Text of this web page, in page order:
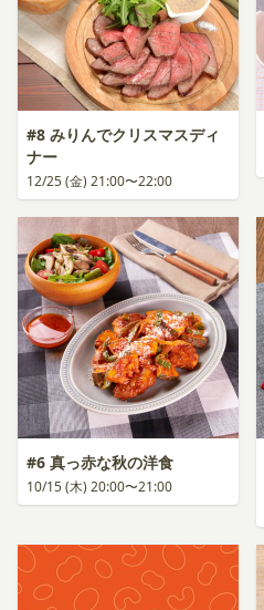
#8 みりんでクリスマスディ
ナー
12/25 (金) 21:00〜22:00
#6 真っ赤な秋の洋食
10/15 (木) 20:00〜21:00